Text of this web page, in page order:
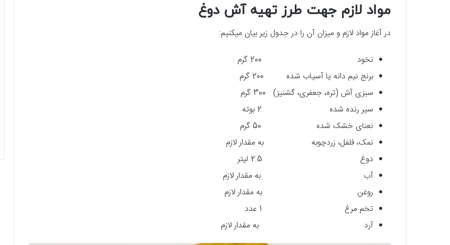
مواد لازم جهت طرز تهیه آش دوغ
در آغاز مواد لازم و میزان آن را در جدول زیر بیان می­کنیم:
نخود 200 گرم
برنج نیم ­دانه یا آسیاب­ شده 200 گرم
سبزی آش (تره، جعفری، گشنیز) 300 گرم
سیر رنده ­شده 2 بوته
نعنای خشک ­شده 50 گرم
نمک، ‌فلفل، زردچوبه به مقدار لازم
دوغ 2.5 لیتر
آب به مقدار لازم
روغن به مقدار لازم
تخم مرغ 1 عدد
آرد به مقدار لازم